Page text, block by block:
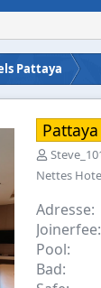
Pattaya
Pattaya
E
r
t
e
l
l
t
v
Nettes
Adresse
Joinerfee
Pool
Bad